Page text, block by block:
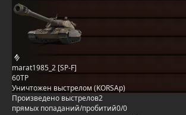
marat1985_2 [SP-F]
60TP
Уничтожен выстрелом (KORSAp)
Произведено выстрелов2
прямых попаданий/пробитий0/0